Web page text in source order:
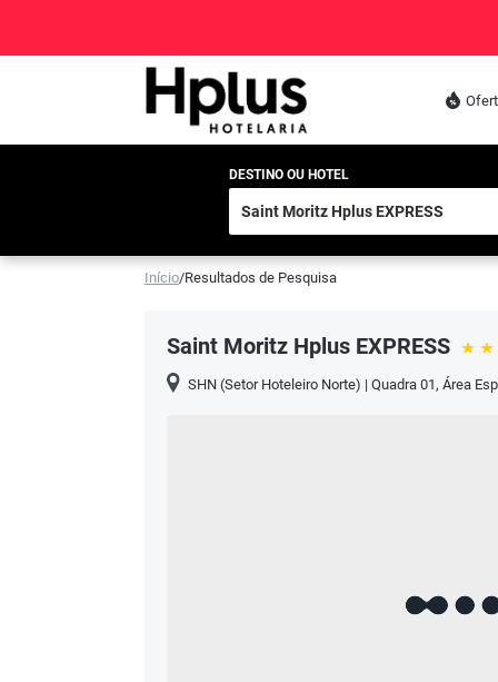
DESTINO OU HOTEL
Início/Resultados de Pesquisa
Saint Moritz Hplus EXPRESS
SHN (Setor Hoteleiro Norte) | Quadra 01, Área